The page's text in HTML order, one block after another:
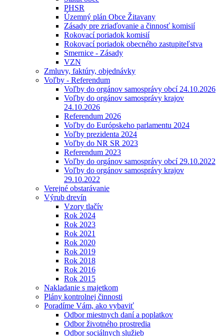
PHSR
Územný plán Obce Žitavany
Zásady pre zriaďovanie a činnosť komisií
Rokovací poriadok komisií
Rokovací poriadok obecného zastupiteľstva
Smernice - Zásady
VZN
Zmluvy, faktúry, objednávky
Voľby - Referendum
Voľby do orgánov samosprávy obcí 24.10.2026
Voľby do orgánov samosprávy krajov
24.10.2026
Referendum 2026
Voľby do Európskeho parlamentu 2024
Voľby prezidenta 2024
Voľby do NR SR 2023
Referendum 2023
Voľby do orgánov samosprávy obcí 29.10.2022
Voľby do orgánov samosprávy krajov
29.10.2022
Verejné obstarávanie
Výrub drevín
Vzory tlačív
Rok 2024
Rok 2023
Rok 2021
Rok 2020
Rok 2019
Rok 2018
Rok 2016
Rok 2015
Nakladanie s majetkom
Plány kontrolnej činnosti
Poradíme Vám, ako vybaviť
Odbor miestnych daní a poplatkov
Odbor životného prostredia
Odbor sociálnych služieb